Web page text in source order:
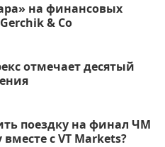
на финансовых
& Co
отмечает десятый
поездку на финал ЧМ
с VT Markets?